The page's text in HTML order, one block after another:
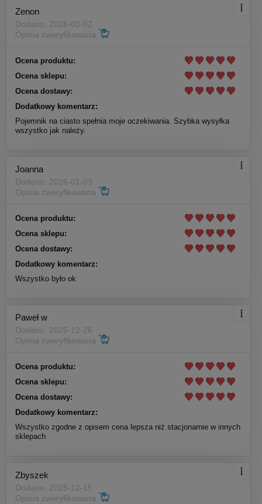
Zenon
Dodano: 2026-03-02
Opinia zweryfikowana
Ocena produktu:
Ocena sklepu:
Ocena dostawy:
Dodatkowy komentarz:
Pojemnik na ciasto spełnia moje oczekiwania. Szybka wysyłka
wszystko jak należy.
Joanna
Dodano: 2026-01-03
Opinia zweryfikowana
Ocena produktu:
Ocena sklepu:
Ocena dostawy:
Dodatkowy komentarz:
Wszystko było ok
Paweł w
Dodano: 2025-12-26
Opinia zweryfikowana
Ocena produktu:
Ocena sklepu:
Ocena dostawy:
Dodatkowy komentarz:
Wszystko zgodne z opisem cena lepsza niż stacjonarnie w innych
sklepach
Zbyszek
Dodano: 2025-12-15
Opinia zweryfikowana